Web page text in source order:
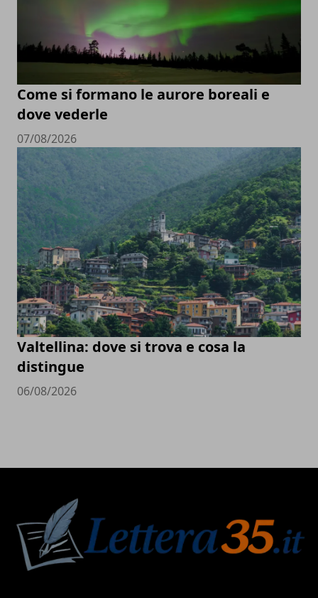
Come si formano le aurore boreali e
dove vederle
07/08/2026
Valtellina: dove si trova e cosa la
distingue
06/08/2026